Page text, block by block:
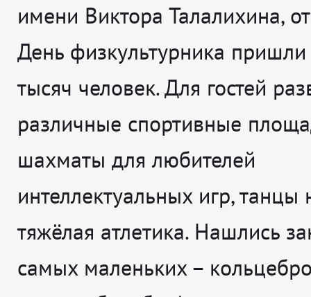
имени Виктора Талалихина,
День физкультурника
тысяч человек. Для гостей
различные спортивные
шахматы для любителей
интеллектуальных игр, танцы
тяжёлая атлетика. Нашлись
самых маленьких –